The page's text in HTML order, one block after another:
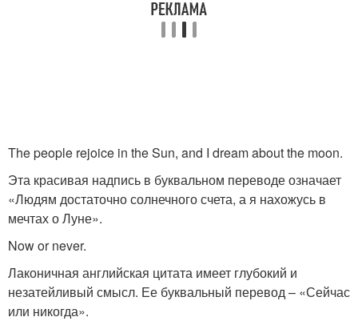
The people rejoice in the Sun, and I dream about the moon.
Эта красивая надпись в буквальном переводе означает
«Людям достаточно солнечного счета, а я нахожусь в
мечтах о Луне».
Now or never.
Лаконичная английская цитата имеет глубокий и
незатейливый смысл. Ее буквальный перевод – «Сейчас
или никогда».